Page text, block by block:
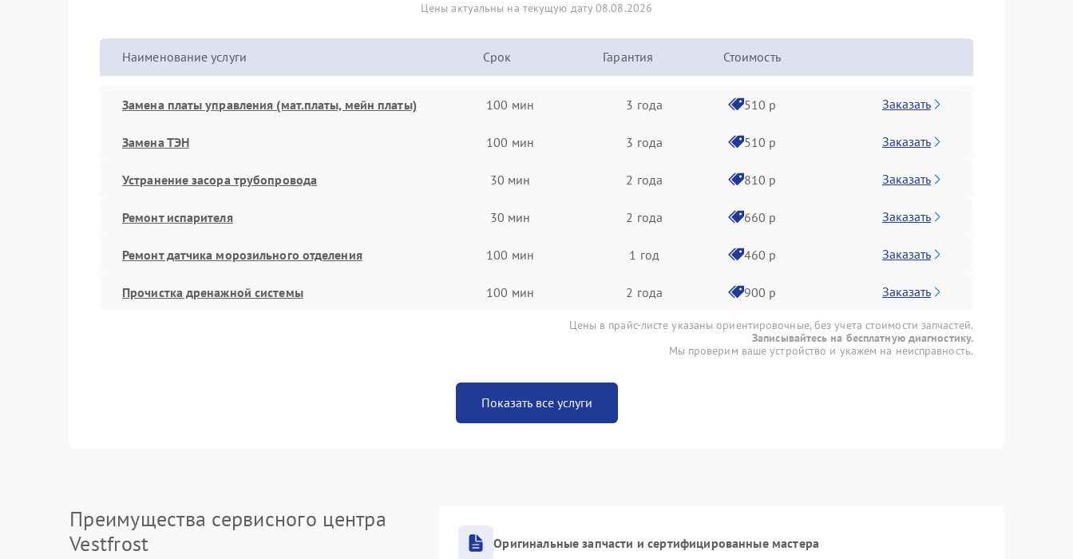
Цены актуальны на текущую дату 08.08.2026
Наименование услуги Срок Гарантия Стоимость
Замена платы управления (мат.платы, мейн платы) 100 мин 3 года 510 р Заказать
Замена ТЭН 100 мин 3 года 510 р Заказать
Устранение засора трубопровода 30 мин 2 года 810 р Заказать
Ремонт испарителя 30 мин 2 года 660 р Заказать
Ремонт датчика морозильного отделения 100 мин 1 год 460 р Заказать
Прочистка дренажной системы 100 мин 2 года 900 р Заказать
Цены в прайс-листе указаны ориентировочные, без учета стоимости запчастей.
Записывайтесь на бесплатную диагностику.
Мы проверим ваше устройство и укажем на неисправность.
Показать все услуги
Преимущества сервисного центра
Vestfrost
Оригинальные запчасти и сертифицированные мастера